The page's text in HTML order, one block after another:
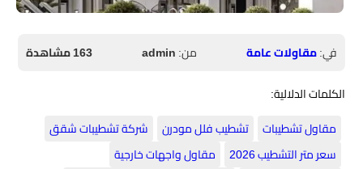
في:مقاولات عامة من:admin
163 مشاهدة
الكلمات الدلالية:
مقاول تشطيبات
​تشطيب فلل مودرن
​شركة تشطيبات شقق
​سعر متر التشطيب 2026
​مقاول واجهات خارجية